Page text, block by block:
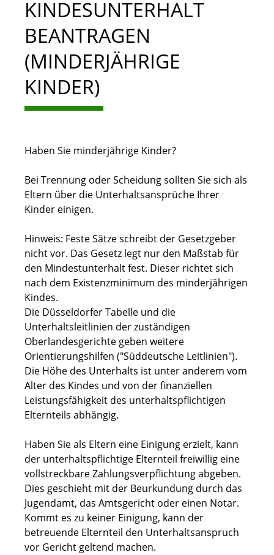
KINDESUNTERHALT
BEANTRAGEN
(MINDERJÄHRIGE
KINDER)
Haben Sie minderjährige Kinder?
Bei Trennung oder Scheidung sollten Sie sich als
Eltern über die Unterhaltsansprüche Ihrer
Kinder einigen.
Hinweis: Feste Sätze schreibt der Gesetzgeber
nicht vor. Das Gesetz legt nur den Maßstab für
den Mindestunterhalt fest. Dieser richtetsich
nach dem Existenzminimum des minderjährigen
Kindes.
Die Düsseldorfer Tabelle und die
Unterhaltsleitlinien der zuständigen
Oberlandesgerichte geben weitere
Orientierungshilfen ("Süddeutsche Leitlinien").
Die Höhe des Unterhalts ist unter anderem vom
Alter des Kindes und von der finanziellen
Leistungsfähigkeit des unterhaltspflichtigen
Elternteils abhängig.
Haben Sie als Eltern eine Einigung erzielt, kann
der unterhaltspflichtige Elternteil freiwillig eine
vollstreckbare Zahlungsverpflichtung abgeben.
Dies geschieht mit der Beurkundung durch das
Jugendamt, das Amtsgericht oder einen Notar.
Kommt es zu keiner Einigung, kann der
betreuende Elternteil den Unterhaltsanspruch
vor Gericht geltend machen.